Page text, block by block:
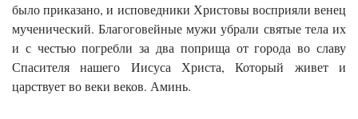
было приказано, и исповедники Христовы восприяли венец
мученический. Благоговейные мужи убрали святые тела их
и с честью погребли за два поприща от города во славу
Спасителя нашего Иисуса Христа, Который живет и
царствует во веки веков. Аминь.